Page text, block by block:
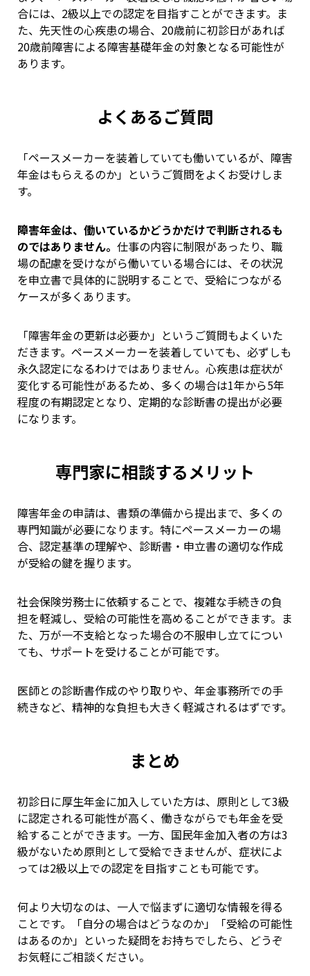
合には、2級以上での認定を目指すことができます。ま
た、先天性の心疾患の場合、20歳前に初診日があれば
20歳前障害による障害基礎年金の対象となる可能性が
あります。
よくあるご質問
「ペースメーカーを装着していても働いているが、障害
年金はもらえるのか」というご質問をよくお受けしま
す。
障害年金は、働いているかどうかだけで判断されるも
のではありません。 仕事の内容に制限があったり、職
場の配慮を受けながら働いている場合には、その状況
を申立書で具体的に説明することで、受給につながる
ケースが多くあります。
「障害年金の更新は必要か」というご質問もよくいた
だきます。ペースメーカーを装着していても、必ずしも
永久認定になるわけではありません。心疾患は症状が
変化する可能性があるため、多くの場合は1年から5年
程度の有期認定となり、定期的な診断書の提出が必要
になります。
専門家に相談するメリット
障害年金の申請は、書類の準備から提出まで、多くの
専門知識が必要になります。特にペースメーカーの場
合、認定基準の理解や、診断書・申立書の適切な作成
が受給の鍵を握ります。
社会保険労務士に依頼することで、複雑な手続きの負
担を軽減し、受給の可能性を高めることができます。ま
た、万が一不支給となった場合の不服申し立てについ
ても、サポートを受けることが可能です。
医師との診断書作成のやり取りや、年金事務所での手
続きなど、精神的な負担も大きく軽減されるはずです。
まとめ
初診日に厚生年金に加入していた方は、原則として3級
に認定される可能性が高く、働きながらでも年金を受
給することができます。一方、国民年金加入者の方は3
級がないため原則として受給できませんが、症状によ
っては2級以上での認定を目指すことも可能です。
何より大切なのは、一人で悩まずに適切な情報を得る
ことです。「自分の場合はどうなのか」「受給の可能性
はあるのか」といった疑問をお持ちでしたら、どうぞ
お気軽にご相談ください。